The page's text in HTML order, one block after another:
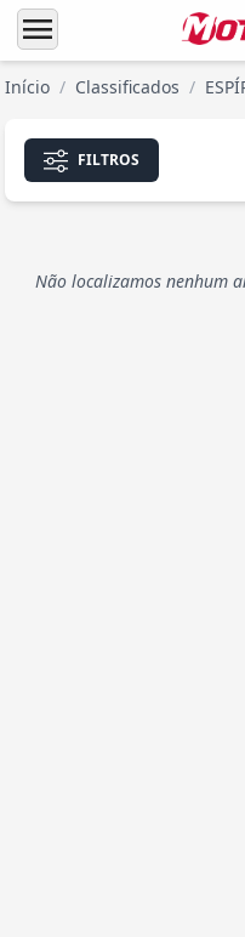
menu
Início / Classificados /
FILTROS
Não localizamos nenhum